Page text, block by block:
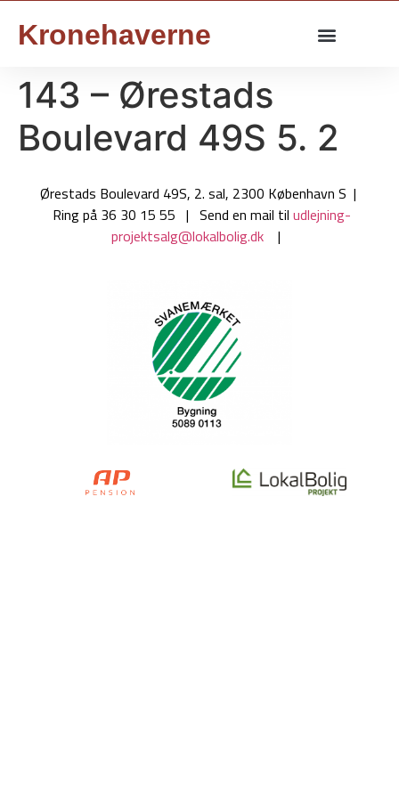
Kronehaverne
143 – Ørestads
Boulevard 49S 5. 2
Ørestads Boulevard 49S, 2. sal, 2300 København S |
Ring på 36 30 15 55 | Send en mail til udlejning-
projektsalg@lokalbolig.dk |